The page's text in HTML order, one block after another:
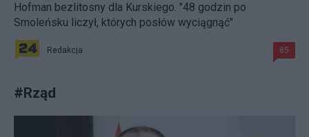
Hofman bezlitosny dla Kurskiego. "48 godzin po
Smoleńsku liczył, których posłów wyciągnąć"
Redakcja 85
#Rząd